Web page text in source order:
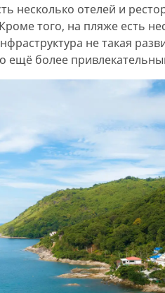
несколько отелей и
того, на пляже есть
не такая
ещё более